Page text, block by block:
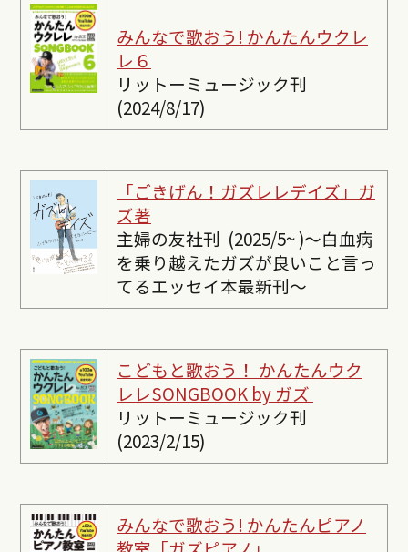
みんなで歌おう! かんたんウクレ
レ６
リットーミュージック刊
(2024/8/17)
「ごきげん！ガズレレデイズ」ガ
ズ著
主婦の友社刊 (2025/5~ )〜白血病
を乗り越えたガズが良いこと言っ
てるエッセイ本最新刊〜
こどもと歌おう！ かんたんウク
レレSONGBOOK by ガズ
リットーミュージック刊
(2023/2/15)
みんなで歌おう! かんたんピアノ